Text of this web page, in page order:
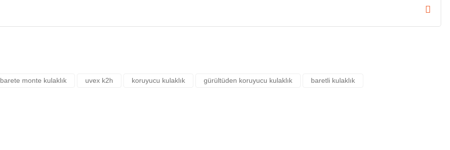
barete monte kulaklık uvex k2h koruyucu kulaklık gürültüden koruyucu kulaklık baretli kulaklık